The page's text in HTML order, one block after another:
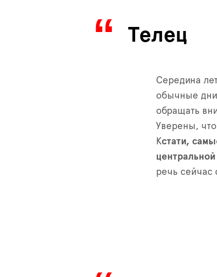
Телец
Середина
обычные
обращать
Уверены,
Кстати,
речь сейчас